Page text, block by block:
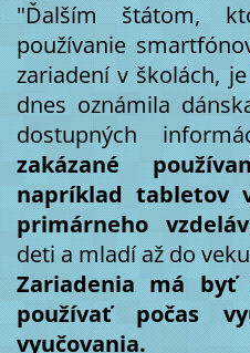
"Ďalším štátom,
používanie
zariadení v školách,
dnes oznámila
dostupných
zakázané
napríklad tabletov
primárneho
deti a mladí až do
Zariadenia má byť
používať počas
vyučovania.